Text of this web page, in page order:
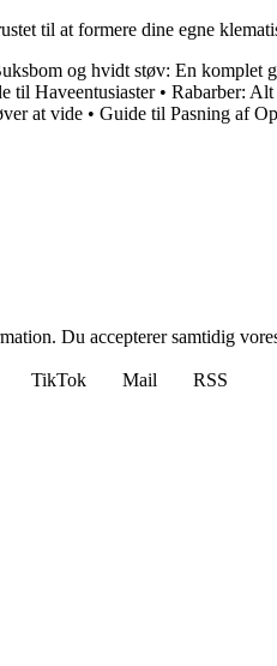
til at formere dine egne
og hvidt støv: En komplet
til Haveentusiaster• Rabarber:
at vide • Guide til Pasning af
Du accepterer samtidig
TikTok Mail
RSS